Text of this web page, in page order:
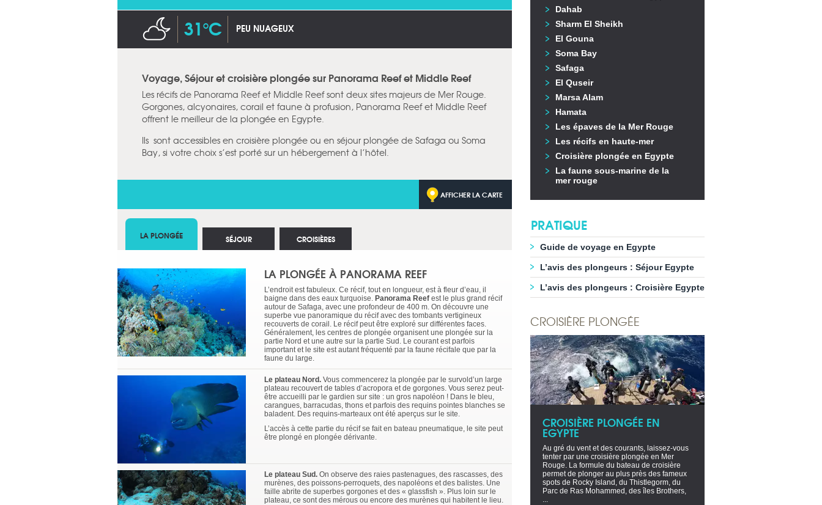
31°C PEU NUAGEUX
Voyage, Séjour et croisière plongée sur Panorama Reef et Middle Reef
Les récifs de Panorama Reef et Middle Reef sont deux sites majeurs de Mer Rouge.
Gorgones, alcyonaires, corail et faune à profusion, Panorama Reef et Middle Reef
offrent le meilleur de la plongée en Egypte.
Ils sont accessibles en croisière plongée ou en séjour plongée de Safaga ou Soma
Bay, si votre choix s’est porté sur un hébergement à l’hôtel.
AFFICHER LA CARTE
LA PLONGÉE
LA PLONGÉE À PANORAMA REEF
L’endroit est fabuleux. Ce récif, tout en longueur, est à fleur d’eau, il
baigne dans des eaux turquoise. Panorama Reef est le plus grand récif
autour de Safaga, avec une profondeur de 400 m. On découvre une
superbe vue panoramique du récif avec des tombants vertigineux
recouverts de corail. Le récif peut être exploré sur différentes faces.
Généralement, les centres de plongée organisent une plongée sur la
partie Nord et une autre sur la partie Sud. Le courant est parfois
important et le site est autant fréquenté par la faune récifale que par la
faune du large.
Le plateau Nord. Vous commencerez la plongée par le survold’un large
plateau recouvert de tables d’acropora et de gorgones. Vous serez peut-
être accueilli par le gardien sur site : un gros napoléon ! Dans le bleu,
carangues, barracudas, thons et parfois des requins pointes blanches se
baladent. Des requins-marteaux ont été aperçus sur le site.
L’accès à cette partie du récif se fait en bateau pneumatique, le site peut
être plongé en plongée dérivante.
Le plateau Sud. On observe des raies pastenagues, des rascasses, des
murènes, des poissons-perroquets, des napoléons et des balistes. Une
faille abrite de superbes gorgones et des « glassfish ». Plus loin sur le
plateau, ce sont des mérous ou encore des murènes qui habitent le lieu.
SÉJOUR CROISIÈRES
Dahab
Sharm El Sheikh
El Gouna
Soma Bay
Safaga
El Quseir
Marsa Alam
Hamata
Les épaves de la Mer Rouge
Les récifs en haute-mer
Croisière plongée en Egypte
La faune sous-marine de la
mer rouge
PRATIQUE
Guide de voyage en Egypte
L’avis des plongeurs : Séjour Egypte
L’avis des plongeurs : Croisière Egypte
CROISIÈRE PLONGÉE
CROISIÈRE PLONGÉE EN
EGYPTE
Au gré du vent et des courants, laissez-vous
tenter par une croisière plongée en Mer
Rouge. La formule du bateau de croisière
permet de plonger au plus près des fameux
spots de Rocky Island, du Thistlegorm, du
Parc de Ras Mohammed, des îles Brothers,
...